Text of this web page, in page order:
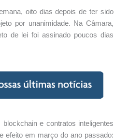
oito dias depois de ter sido
por unanimidade. Na Câmara,
de lei foi assinado poucos dias
e contratos inteligentes
efeito em março do ano passado: